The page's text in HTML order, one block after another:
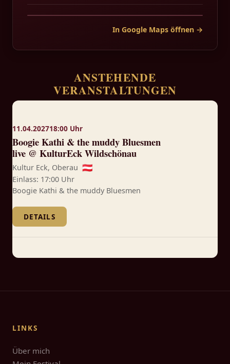
In Google Maps öffnen →
ANSTEHENDE
VERANSTALTUNGEN
11.04.202718:00 Uhr
Boogie Kathi & the muddy Bluesmen
live @ KulturEck Wildschönau
Kultur Eck, Oberau 🇦🇹
Einlass: 17:00 Uhr
Boogie Kathi & the muddy Bluesmen
DETAILS
LINKS
Über mich